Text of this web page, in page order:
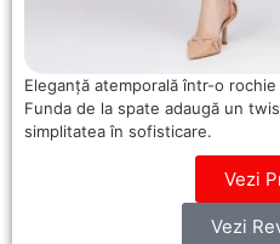
Eleganță atemporală într-o
Funda de la spate adaugă un
simplitatea în sofisticare.
Vezi
Vezi